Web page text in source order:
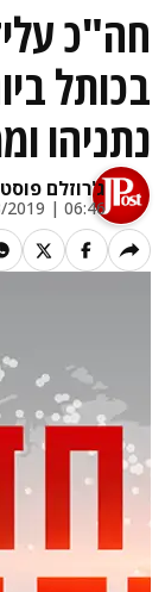
חה"כ
בכותל
נתניהו
ג'רוזלם פוסט
06:46 | 10/03/2019